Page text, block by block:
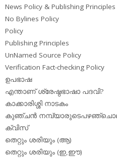
News Policy & Publishing Principles
No Bylines Policy
Policy
Publishing Principles
UnNamed Source Policy
Verification Fact-checking Policy
ഉപഭാഷ
എന്താണ് ശ്രേഷ്ഠഭാഷാ പദവി?
കാക്കാരിശ്ശി നാടകം
കുഞ്ചന്‍
ക്വിസ്
തെറ്റും ശരിയും (ആ)
തെറ്റും ശരിയും (ഇ,ഈ)